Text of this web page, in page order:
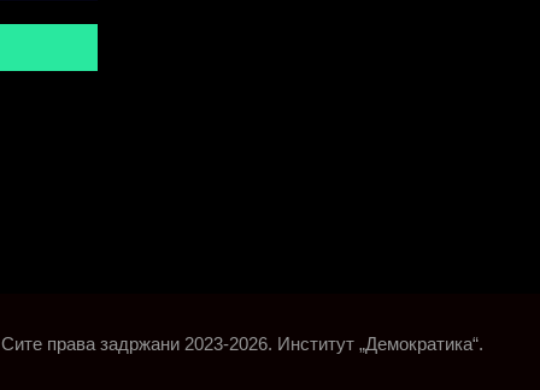
Сите права задржани 2023-2026. Институт „Демократика“.